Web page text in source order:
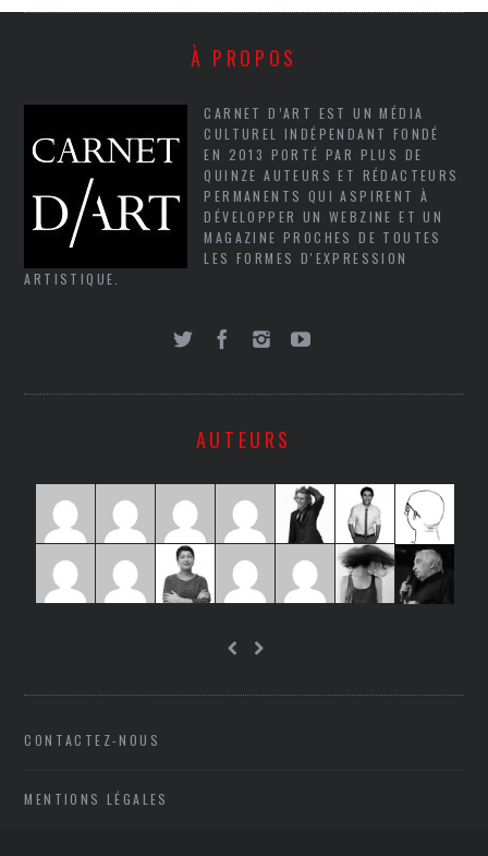
À PROPOS
CARNET D’ART EST UN MÉDIA
CULTUREL INDÉPENDANT FONDÉ
EN 2013 PORTÉ PAR PLUS DE
QUINZE AUTEURS ET RÉDACTEURS
PERMANENTS QUI ASPIRENT À
DÉVELOPPER UN WEBZINE ET UN
MAGAZINE PROCHES DE TOUTES
LES FORMES D'EXPRESSION
ARTISTIQUE.
AUTEURS
CONTACTEZ-NOUS
MENTIONS LÉGALES